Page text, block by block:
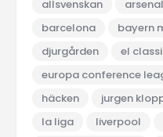
allsvenskan arsenal
barcelona
bayern
djurgården
el
europa conference
häcken
jurgen
la liga
liverpool